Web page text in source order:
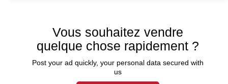
Vous souhaitez vendre
quelque chose rapidement ?
Post your ad quickly, your personal data secured with
us